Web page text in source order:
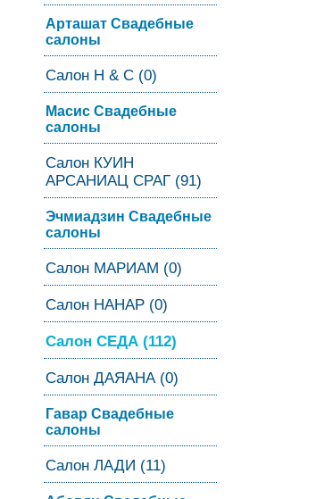
Арташат Свадебные
салоны
Салон Н & С (0)
Масис Свадебные
салоны
Салон КУИН
АРСАНИАЦ СРАГ (91)
Эчмиадзин Свадебные
салоны
Салон МАРИАМ (0)
Салон НАНАР (0)
Салон СЕДА (112)
Салон ДАЯАНА (0)
Гавар Свадебные
салоны
Салон ЛАДИ (11)